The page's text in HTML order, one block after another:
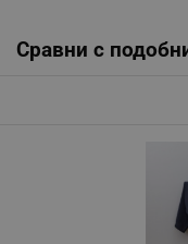
Сравни с